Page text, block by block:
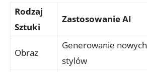
Rodzaj
Sztuki
Zastosowanie AI
Obraz
Generowanie nowych
stylów